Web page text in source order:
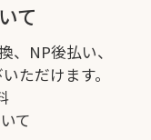
て
、NP後払い、
ただけます。
て